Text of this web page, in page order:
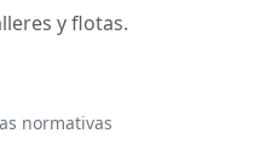
y flotas.
normativas